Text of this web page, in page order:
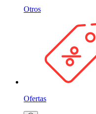
Otros
Ofertas